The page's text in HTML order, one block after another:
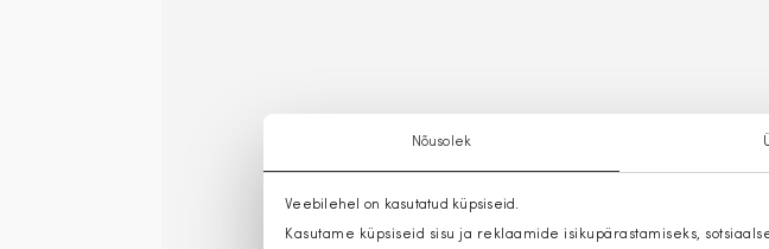
Nõusolek
Veebilehel on kasutatud küpsiseid.
Kasutame küpsiseid sisu ja reklaamide isikupärastamiseks,